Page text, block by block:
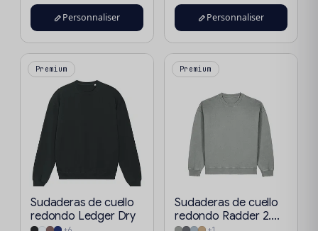
Personnaliser Personnaliser
Premium
Sudaderas de cuello
redondo Ledger Dry
Premium
Sudaderas de cuello
redondo Radder 2....